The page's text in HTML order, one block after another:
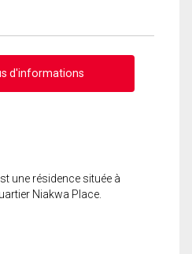
d'informations
une résidence située à
Niakwa Place.